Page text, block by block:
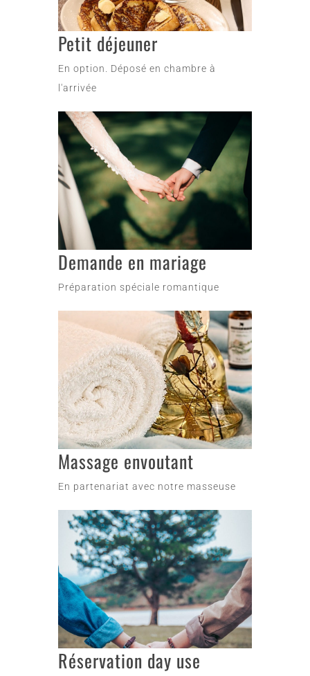
Petit déjeuner
En option. Déposé en chambre à
l'arrivée
Demande en mariage
Préparation spéciale romantique
Massage envoutant
En partenariat avec notre masseuse
Réservation day use